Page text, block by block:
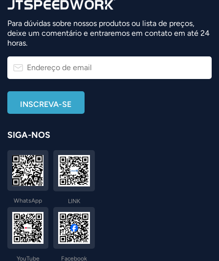
Para dúvidas sobre nossos produtos ou lista de preços,
deixe um comentário e entraremos em contato em até 24
horas.
SIGA-NOS
WhatsApp LINK
YouTube Facebook